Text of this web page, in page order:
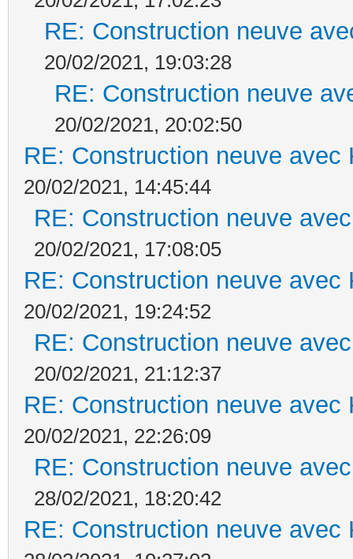
RE: Construction neuve
20/02/2021, 19:03:28
RE: Construction neuve
20/02/2021, 20:02:50
RE: Construction neuve avec
20/02/2021, 14:45:44
RE: Construction neuve
20/02/2021, 17:08:05
RE: Construction neuve avec
20/02/2021, 19:24:52
RE: Construction neuve
20/02/2021, 21:12:37
RE: Construction neuve avec
20/02/2021, 22:26:09
RE: Construction neuve
28/02/2021, 18:20:42
RE: Construction neuve avec